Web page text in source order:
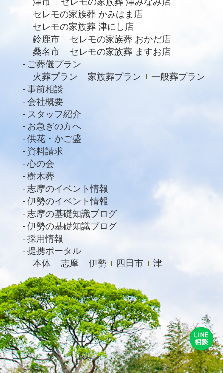
セレモの家族葬 かみはま店
セレモの家族葬 津にし店
鈴鹿市
セレモの家族葬 おかだ店
桑名市
セレモの家族葬 ますお店
ご葬儀プラン
火葬プラン
家族葬プラン
一般葬プラン
事前相談
会社概要
スタッフ紹介
お急ぎの方へ
供花・かご盛
資料請求
心の会
樹木葬
志摩のイベント情報
伊勢のイベント情報
志摩の基礎知識ブログ
伊勢の基礎知識ブログ
採用情報
提携ポータル
本体
志摩 伊勢 四日市 津